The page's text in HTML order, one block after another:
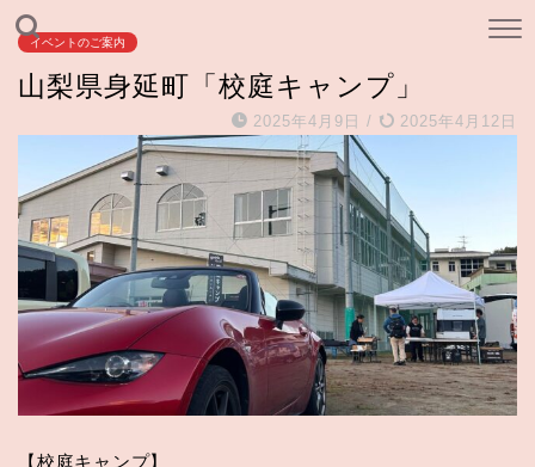
イベントのご案内
山梨県身延町「校庭キャンプ」
2025年4月9日 / 2025年4月12日
【校庭キャンプ】